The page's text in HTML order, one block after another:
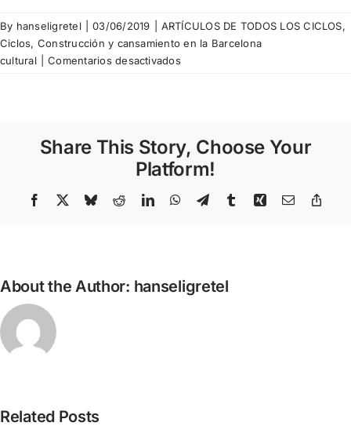
By hanseligretel 03/06/2019 ARTÍCULOS DE TODOS LOS CICLOS,
Ciclos, Construcción y cansamiento en la Barcelona
cultural
Comentarios desactivadosen
i
cultures
Share This Story, Choose Your
Platform!
Facebook BlueskyRedditLinkedInWhatsApp
TelegramTumblrXing Email
About the Author: hanseligretel
Related Posts
David